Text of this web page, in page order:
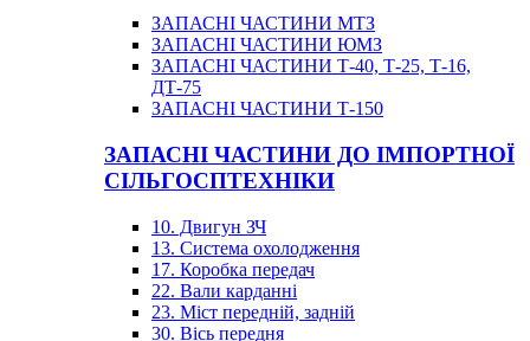
ЗАПАСНІ ЧАСТИНИ МТЗ
ЗАПАСНІ ЧАСТИНИ ЮМЗ
ЗАПАСНІ ЧАСТИНИ Т-40, Т-25, Т-16,
ДТ-75
ЗАПАСНІ ЧАСТИНИ Т-150
ЗАПАСНІ ЧАСТИНИ ДО ІМПОРТНОЇ
СІЛЬГОСПТЕХНІКИ
10. Двигун ЗЧ
13. Система охолодження
17. Коробка передач
22. Вали карданні
23. Міст передній, задній
30. Вісь передня